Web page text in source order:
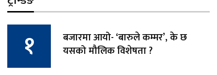
बजारमा आयो- ‘बारुले कम्मर’, के छ
यसको मौलिक विशेषता ?